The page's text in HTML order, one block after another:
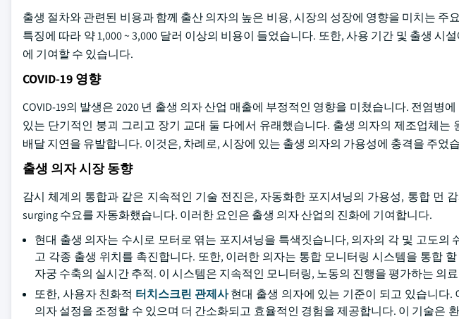
출생 절차와 관련된 비용과 함께 출산 의자의 높은 비용, 시장의 성장에 영향을 미치는 주
특징에 따라 약 1,000 ~ 3,000 달러 이상의 비용이 들었습니다. 또한, 사용 기간 및 출생 시
에 기여할 수 있습니다.
COVID-19 영향
COVID-19의 발생은 2020 년 출생 의자 산업 매출에 부정적인 영향을 미쳤습니다. 전염병
있는 단기적인 붕괴 그리고 장기 교대 둘 다에서 유래했습니다. 출생 의자의 제조업체는
배달 지연을 유발합니다. 이것은, 차례로, 시장에 있는 출생 의자의 가용성에 충격을 주었
출생 의자 시장 동향
감시 체계의 통합과 같은 지속적인 기술 전진은, 자동화한 포지셔닝의 가용성, 통합 먼
surging 수요를 자동화했습니다. 이러한 요인은 출생 의자 산업의 진화에 기여합니다.
현대 출생 의자는 수시로 모터로 엮는 포지셔닝을 특색짓습니다, 의자의 각 및 고도의
고 각종 출생 위치를 촉진합니다. 또한, 이러한 의자는 통합 모니터링 시스템을 통합
자궁 수축의 실시간 추적. 이 시스템은 지속적인 모니터링, 노동의 진행을 평가하는 의
또한, 사용자 친화적 터치스크린 관제사현대 출생 의자에 있는 기준이 되고 있습니다.
의자 설정을 조정할 수 있으며 더 간소화되고 효율적인 경험을 제공합니다. 이 기술은